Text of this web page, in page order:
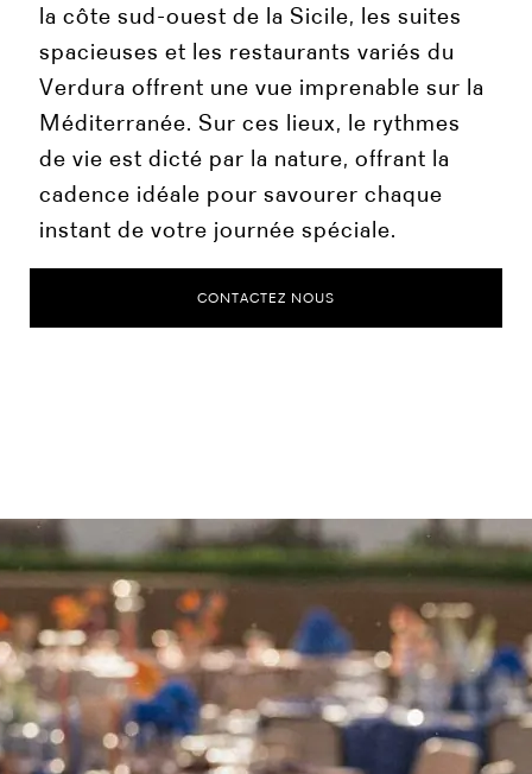
la côte sud-ouest de la Sicile, les suites
spacieuses et les restaurants variés du
Verdura offrent une vue imprenable sur la
Méditerranée. Sur ces lieux, le rythmes
de vie est dicté par la nature, offrant la
cadence idéale pour savourer chaque
instant de votre journée spéciale.
CONTACTEZ NOUS